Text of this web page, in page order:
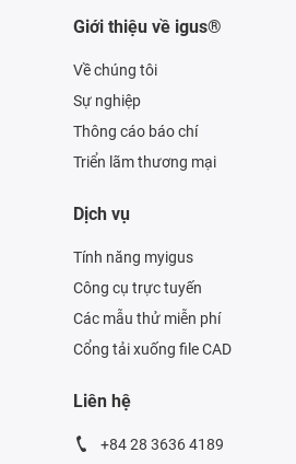
Giới thiệu về igus®
Về chúng tôi
Sự nghiệp
Thông cáo báo chí
Triển lãm thương mại
Dịch vụ
Tính năng myigus
Công cụ trực tuyến
Các mẫu thử miễn phí
Cổng tải xuống file CAD
Liên hệ
+84 28 3636 4189